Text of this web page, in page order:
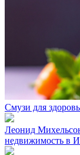
Смузи для
Леонид
недвижимость в